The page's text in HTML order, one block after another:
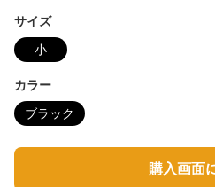
サイズ
小
カラー
ブラック
購入画面